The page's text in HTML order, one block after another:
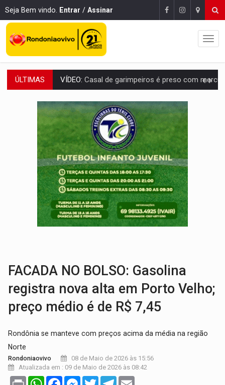
Seja Bem vindo. Entrar / Assinar
ÚLTIMAS EDUCAÇÃO BÁSICA:Ideb avança nos anos iniciais do ensino
CONTA DIFÍCIL:Com as novidades na corrida ao Senado as contas
CH4C1NA:Disputa entre PCC e CV deixa dez mortos em cinco
IMUNIZAÇÃO:Prefeitura inicia campanha de multivacinação para crianças
QUIRINUS:Draco faz operação para prender faccionados que atacaram
TRAFICANTE PRESO:Operação Brasil Contra o Crime apreende quase meia
SUPER EL NIÑO:Trabalho inédito vai garantir água potável para
FAMÍLIA MORREU:Identificadas as cinco vítimas de acidente na BR-364,
FACADA NO BOLSO: Gasolina
registra nova alta em Porto Velho;
preço médio é de R$ 7,45
Rondônia se manteve com preços acima da média na região
Norte
Rondoniaovivo
08 de Maio de 2026 às 15:56
Atualizada em : 09 de Maio de 2026 às 08:42
Print WhatsAppFacebookMessenger
TwitterTelegram